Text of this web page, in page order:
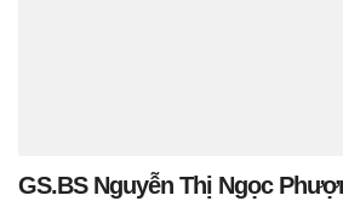
GS.BS Nguyễn Thị Ngọc